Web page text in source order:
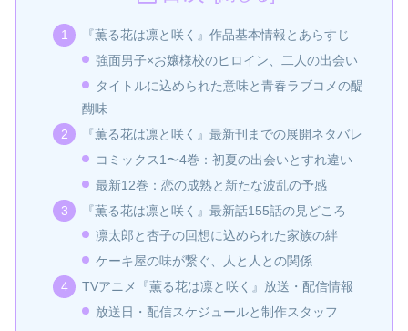
『薫る花は凛と咲く』作品基本情報とあらすじ
強面男子×お嬢様校のヒロイン、二人の出会い
タイトルに込められた意味と青春ラブコメの醍
醐味
『薫る花は凛と咲く』最新刊までの展開ネタバレ
コミックス1〜4巻：初夏の出会いとすれ違い
最新12巻：恋の成熟と新たな波乱の予感
『薫る花は凛と咲く』最新話155話の見どころ
凛太郎と杏子の回想に込められた家族の絆
ケーキ屋の味が繋ぐ、人と人との関係
TVアニメ『薫る花は凛と咲く』放送・配信情報
放送日・配信スケジュールと制作スタッフ